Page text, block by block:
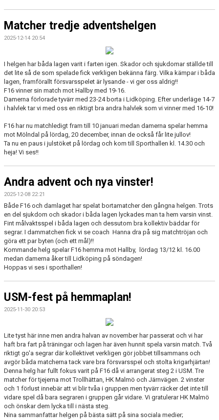
Matcher tredje adventshelgen
2025-12-14 20:54
I helgen har båda lagen varit i farten igen. Skador och sjukdomar ställde till
det lite så de som spelade fick verkligen bekänna färg. Vilka kämpar i båda
lagen, framförallt försvarsspelet är lysande - vi ger oss aldrig!!
F16 vinner sin match mot Hallby med 19-16.
Damerna förlorade tyvärr med 23-24 borta i Lidköping. Efter underläge 14-7
i halvlek tar vi med oss en riktigt bra andra halvlek som vi vinner med 16-10!
F16 har nu matchledigt fram till 10 januari medan damerna spelar hemma
mot Mölndal på lördag, 20 december, innan de också får lite jullov!
Ta nu en paus i julstöket på lördag och kom till Sporthallen kl. 14.30 och
heja! Vi ses!!
Andra advent och nya vinster!
2025-12-08 22:21
Både F16 och damlaget har spelat bortamatcher den gångna helgen. Trots
en del sjukdom och skador i båda lagen lyckades man ta hem varsin vinst.
Fint målvaktsspel i båda lagen och dessutom bra kollektiv bäddar för
segrar. I dammatchen fick vi se coach Hanna dra på sig matchtröjan och
göra ett par byten (och ett mål)!!
Kommande helg spelar F16 hemma mot Hallby, lördag 13/12 kl. 16.00
medan damerna åker till Lidköping på söndagen!
Hoppas vi ses i sporthallen!
USM-fest på hemmaplan!
2025-11-30 20:53
Lite tyst här inne men andra halvan av november har passerat och vi har
haft bra fart på träningar och lagen har även hunnit spela varsin match. Två
riktigt go'a segrar där kollektivet verkligen gör jobbet tillsammans och
avgör båda matcherna tack vare bra försvarsspel och stolta krigarhjärtan!
Denna helg har fullt fokus varit på F16 då vi arrangerat steg 2 i USM. Tre
matcher för tjejerna mot Trollhättan, HK Malmö och Järnvägen. 2 vinster
och 1 förlust innebär att vi blir tvåa i gruppen men tyvärr räcker det inte till
vidare spel då bara segraren i gruppen går vidare. Vi gratulerar HK Malmö
och önskar dem lycka till i nästa steg.
Nina sammanfattar helgen på bästa sätt på sina sociala medier;